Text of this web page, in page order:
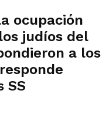
ocupación
judíos del
a los
SS